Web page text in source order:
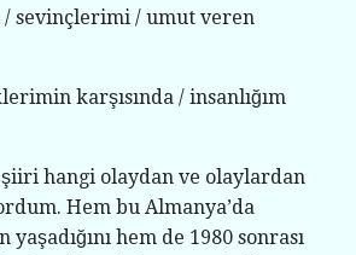
/ sevinçlerimi / umut veren
karşısında / insanlığım
şiiri hangi olaydan ve olaylardan
Hem bu Almanya’da
yaşadığını hem de 1980 sonrası